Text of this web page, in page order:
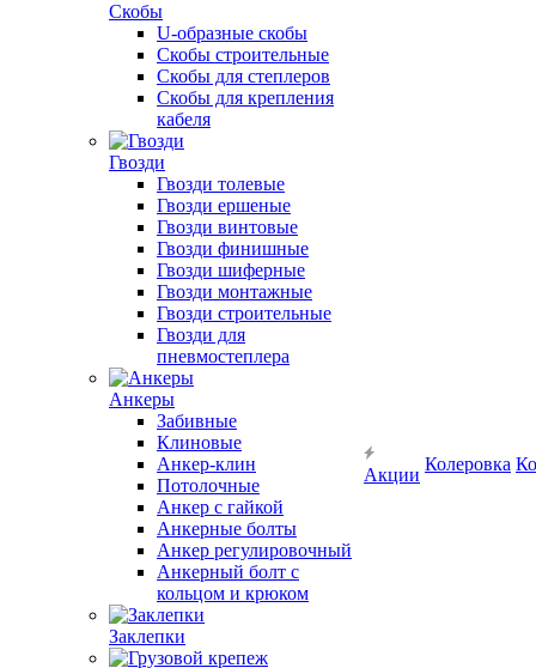
Скобы
U-образные скобы
Скобы строительные
Скобы для степлеров
Скобы для крепления
кабеля
Гвозди
Гвозди толевые
Гвозди ершеные
Гвозди винтовые
Гвозди финишные
Гвозди шиферные
Гвозди монтажные
Гвозди строительные
Гвозди для
пневмостеплера
Анкеры
Забивные
Клиновые
Анкер-клин
Потолочные
Анкер с гайкой
Анкерные болты
Анкер регулировочный
Анкерный болт с
кольцом и крюком
Заклепки
Акции
Колеровка